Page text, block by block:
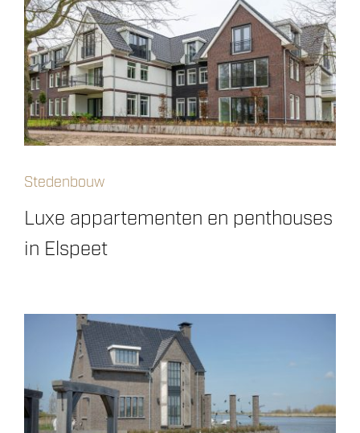
Luxe appartementen en penthouses
in Elspeet
Stedenbouw